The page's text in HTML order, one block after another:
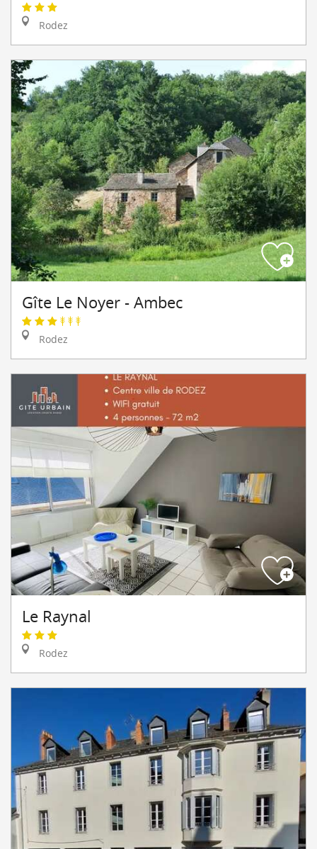
Rodez
Gîte Le Noyer - Ambec
Rodez
Le Raynal
Rodez